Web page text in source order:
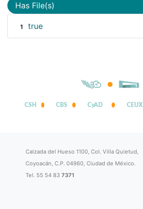
Has File(s)
1 true
CSH CBS CyAD CEUX
Calzada del Hueso 1100, Col. Villa Quietud,
Coyoacán, C.P. 04960, Ciudad de México.
Tel. 55 54 837371